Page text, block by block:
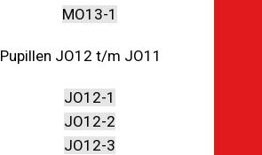
MO13-1
Pupillen JO12 t/m JO11
JO12-1
JO12-2
JO12-3